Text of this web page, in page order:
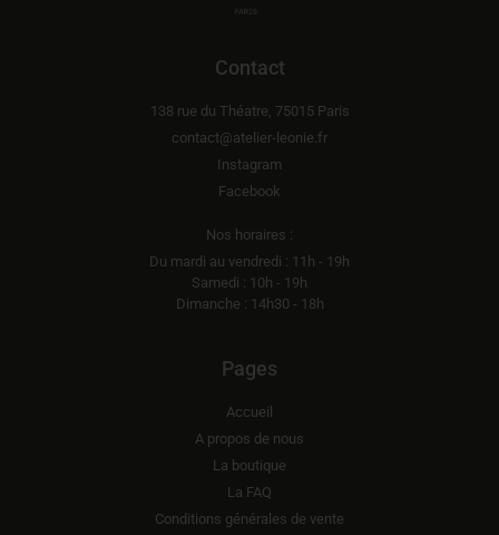
Contact
138 rue du Théatre, 75015 Paris
contact@atelier-leonie.fr
Instagram
Facebook
Nos horaires :
Du mardi au vendredi : 11h - 19h
Samedi : 10h - 19h
Dimanche : 14h30 - 18h
Pages
Accueil
A propos de nous
La boutique
La FAQ
Conditions générales de vente